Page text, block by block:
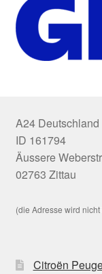
A24 Deutschland
ID 161794
Äussere
02763 Zittau
(die Adresse wird
Citroën